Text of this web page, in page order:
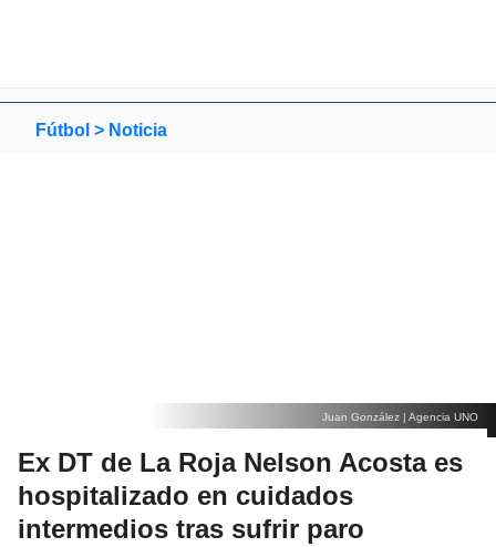
Fútbol >Noticia
Juan González | Agencia UNO
Ex DT de La Roja Nelson Acosta es
hospitalizado en cuidados
intermedios tras sufrir paro